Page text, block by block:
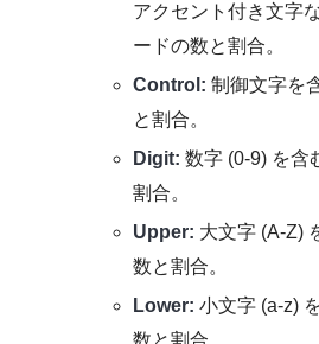
アクセント付き文字
ードの数と割合。
Control: 制御文字を
と割合。
Digit: 数字 (0-9) を含
割合。
Upper: 大文字 (A-Z)
数と割合。
Lower: 小文字 (a-z)